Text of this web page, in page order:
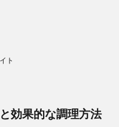
ト
効果的な調理方法